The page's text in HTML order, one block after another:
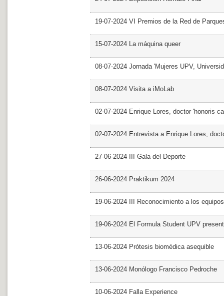
19-07-2024 VI Premios de la Red de
15-07-2024 La máquina queer
08-07-2024 Jornada 'Mujeres UPV,
08-07-2024 Visita a iMoLab
02-07-2024 Enrique Lores, doctor 'honoris
02-07-2024 Entrevista a Enrique Lores,
27-06-2024 III Gala del Deporte
26-06-2024 Praktikum 2024
19-06-2024 III Reconocimiento a los
19-06-2024 El Formula Student UPV
13-06-2024 Prótesis biomédica asequible
13-06-2024 Monólogo Francisco Pedroche
10-06-2024 Falla Experience